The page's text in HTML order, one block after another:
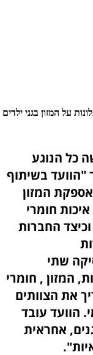
על המזון בגני ילדים
כל הנוגע
"הוועד בשיתוף
המזון
חומרי
החברות
שתי
המזון , חומרי
את הצוותים
הוועד עובד
אחראית